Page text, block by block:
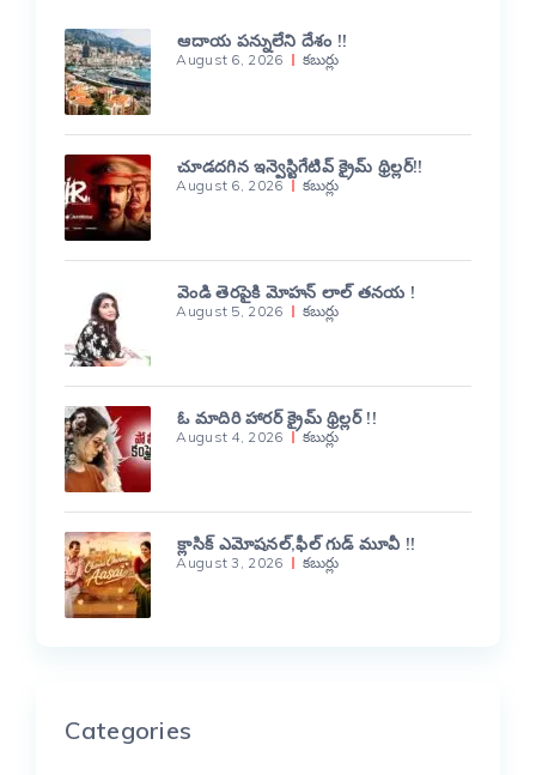
ఆదాయ పన్నులేని దేశం !!
August 6, 2026 కబుర్లు
చూడదగిన ఇన్వెస్టిగేటివ్ క్రైమ్ థ్రిల్లర్!!
August 6, 2026 కబుర్లు
వెండి తెరపైకి మోహన్ లాల్ తనయ !
August 5, 2026 కబుర్లు
ఓ మాదిరి హారర్ క్రైమ్ థ్రిల్లర్ !!
August 4, 2026 కబుర్లు
క్లాసిక్ ఎమోషనల్,ఫీల్ గుడ్ మూవీ !!
August 3, 2026 కబుర్లు
Categories